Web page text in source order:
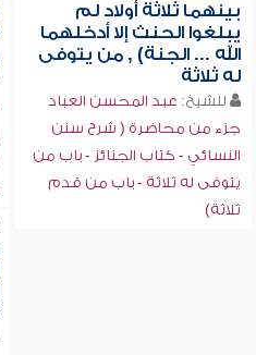
بينهما ثلاثة أولاد لم
يبلغوا الحنث إلا أدخلهما
الله ... الجنة) , من يتوفى
له ثلاثة
للشيخ: عبد المحسن العباد
جزء من محاضرة ( شرح سنن
النسائي - كتاب الجنائز - باب من
يتوفى له ثلاثة - باب من قدم
ثلاثة)